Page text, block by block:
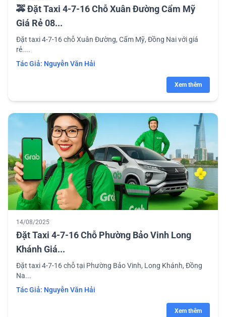
🚕 Đặt Taxi 4-7-16 Chỗ Xuân Đường Cẩm Mỹ
Giá Rẻ 08...
Đặt taxi 4-7-16 chỗ Xuân Đường, Cẩm Mỹ, Đồng Nai với giá
rẻ....
Tác Giả: Nguyễn Văn Hải
Xem thêm
14/08/2025
Đặt Taxi 4-7-16 Chỗ Phường Bảo Vinh Long
Khánh Giá...
Đặt taxi 4-7-16 chỗ tại Phường Bảo Vinh, Long Khánh, Đồng
Na...
Tác Giả: Nguyễn Văn Hải
Xem thêm